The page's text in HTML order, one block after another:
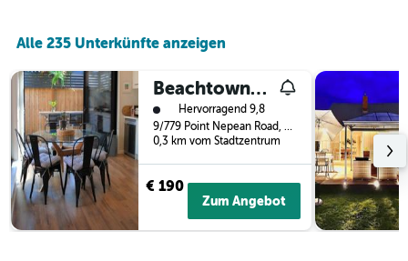
Alle 235 Unterkünfte anzeigen
Beachtownhouse779
Bewertungskategorie 1
Hervorragend 9,8
9/779 Point Nepean Road, Rosebud, VIC, Australien
0,3 km vom Stadtzentrum
€ 190
Zum Angebot